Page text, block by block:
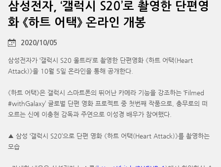
삼성전자, ‘갤럭시 S20’로 촬영한 단편영
화 《하트 어택》 온라인 개봉
2020/10/05
삼성전자가 ‘갤럭시 S20 울트라’로 촬영한 단편영화 《하트 어택(Heart
Attack)》을 10월 5일 온라인을 통해 공개한다.
《하트 어택》은 갤럭시 스마트폰의 뛰어난 카메라 기능을 강조하는 ‘Filmed
#withGalaxy’ 글로벌 단편 영화 프로젝트 중 첫번째 작품으로, 충무로의 떠
오르는 신예 이충현 감독과 주연으로 이성경 배우가 참여했다.
▲ 삼성 ‘갤럭시 S20’으로 단편 영화 《하트 어택(Heart Attack)》를 촬영하는
모습